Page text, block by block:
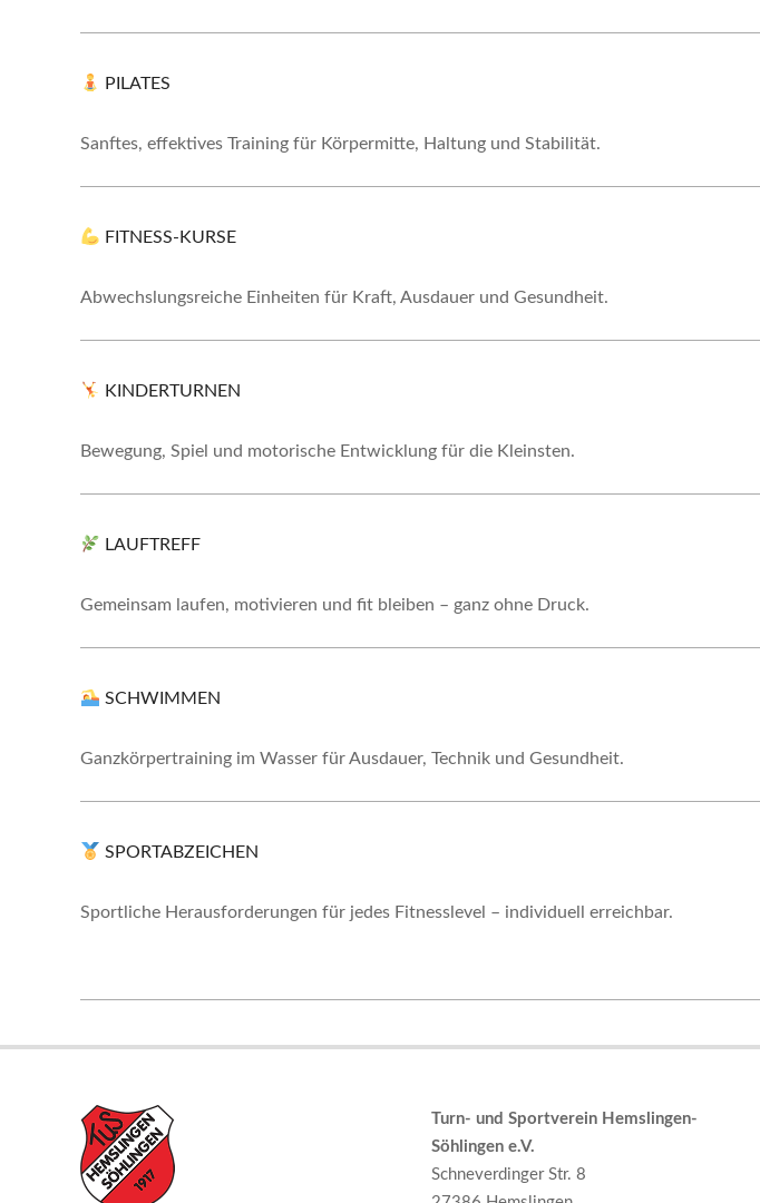
PILATES
Sanftes, effektives Training für Körpermitte, Haltung und Stabilität.
FITNESS-KURSE
Abwechslungsreiche Einheiten für Kraft, Ausdauer und Gesundheit.
KINDERTURNEN
Bewegung, Spiel und motorische Entwicklung für die Kleinsten.
LAUFTREFF
Gemeinsam laufen, motivieren und fit bleiben – ganz ohne Druck.
SCHWIMMEN
Ganzkörpertraining im Wasser für Ausdauer, Technik und Gesundheit.
SPORTABZEICHEN
Sportliche Herausforderungen für jedes Fitnesslevel – individuell erreichbar.
07-
Turn- und Sportverein Hemslingen-
Söhlingen e.V.
Schneverdinger Str. 8